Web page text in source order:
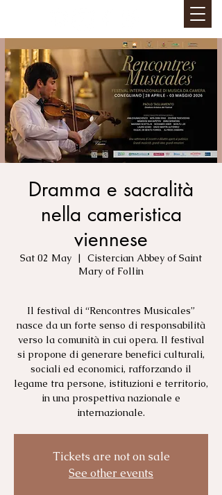
Dramma e sacralità
nella cameristica
viennese
Sat 02 May
  |
Cistercian Abbey of Saint
Mary of Follin
Il festival di “Rencontres Musicales”
nasce da un forte senso di responsabilità
verso la comunità in cui opera. Il festival
si propone di generare benefici culturali,
sociali ed economici, rafforzando il
legame tra persone, istituzioni e territorio,
in una prospettiva nazionale e
Tickets are not on sale
See other events